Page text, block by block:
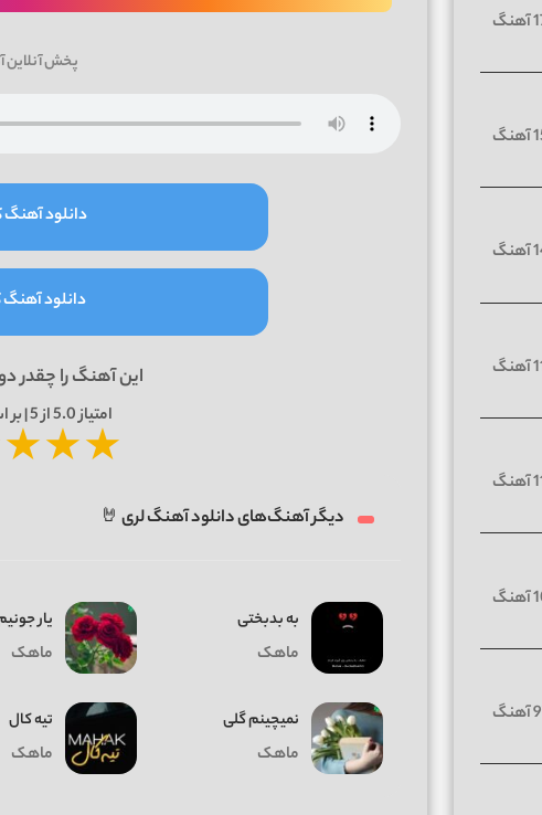
پخش
دانلود آهنگ
دانلود آهنگ
این آهنگ را چقدر
امتیاز5.0از 5 | بر اساس
★★★
دیگر آهنگ‌های دانلود آهنگ لری 🤘
به بدبختی
ماهک
یار
ماهک
نمیچینم گلی
ماهک
تیه کال
ماهک